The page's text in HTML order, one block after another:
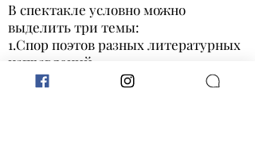
В спектакле условно можно
выделить три темы:
1.Спор поэтов разных литературных
направлений
2.«Дворцовая сцена», разыгранная в